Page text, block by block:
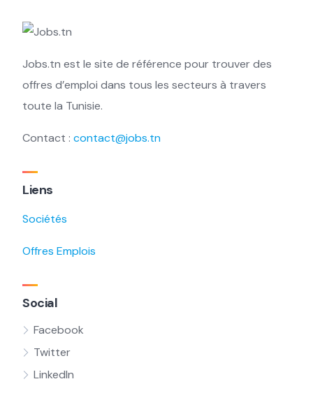
Jobs.tn est le site de référence pour trouver des
offres d’emploi dans tous les secteurs à travers
toute la Tunisie.
Contact : contact@jobs.tn
Liens
Sociétés
Offres Emplois
Social
Facebook
Twitter
LinkedIn